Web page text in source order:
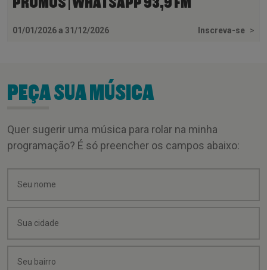
01/01/2026 a 31/12/2026 Inscreva-se >
PEÇA SUA MÚSICA
Quer sugerir uma música para rolar na minha
programação? É só preencher os campos abaixo: